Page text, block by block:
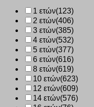
1 ετών(123)
2 ετών(406)
3 ετών(385)
4 ετών(532)
5 ετών(377)
6 ετών(616)
8 ετών(619)
10 ετών(623)
12 ετών(609)
14 ετών(576)